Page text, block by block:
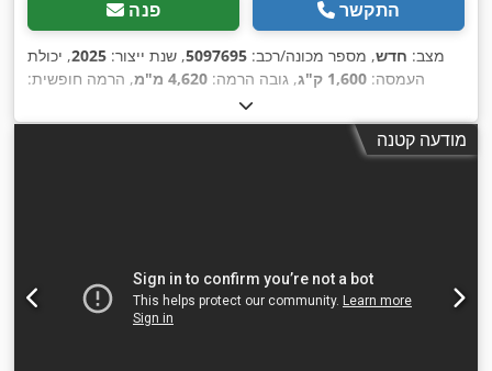
פנה התקשר
מצב: חדש, מספר מכונה/רכב: 5097695, שנת ייצור: 2025, יכולת
העמסה: 1,600 ק"ג , גובה הרמה: 4,620 מ"מ
, הרמה חופשית:
600 מ"מ
טריפלקס, גובה בנייה:2,120 מ"מ , מתח סוללה: 25.6 V, אורך
מודעה קטנה